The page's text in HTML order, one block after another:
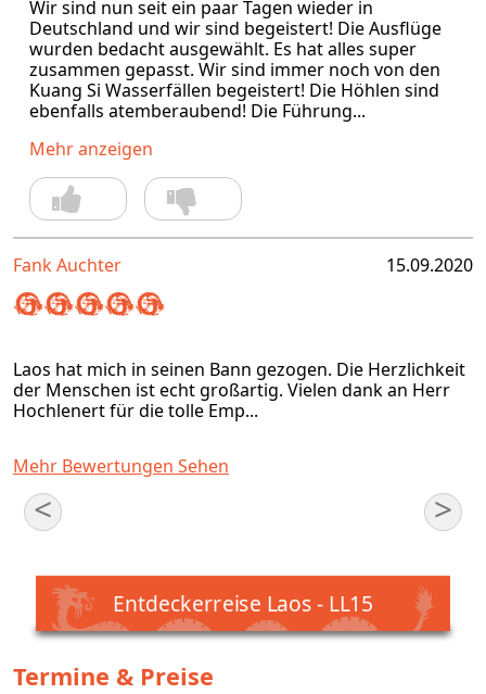
Wir sind nun seit ein paar Tagen wieder in
Deutschland und wir sind begeistert! Die Ausflüge
wurden bedacht ausgewählt. Es hat alles super
zusammen gepasst. Wir sind immer noch von den
Kuang Si Wasserfällen begeistert! Die Höhlen sind
ebenfalls atemberaubend! Die Führung...
Mehr anzeigen
Fank Auchter 15.09.2020
Laos hat mich in seinen Bann gezogen. Die Herzlichkeit
der Menschen ist echt großartig. Vielen dank an Herr
Hochlenert für die tolle Emp...
Mehr Bewertungen Sehen
< >
Entdeckerreise Laos - LL15
Termine & Preise